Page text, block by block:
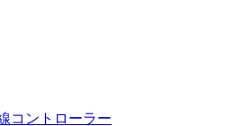
コントローラー